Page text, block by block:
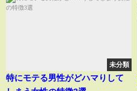
未分類
特にモテる男性がどハマりして